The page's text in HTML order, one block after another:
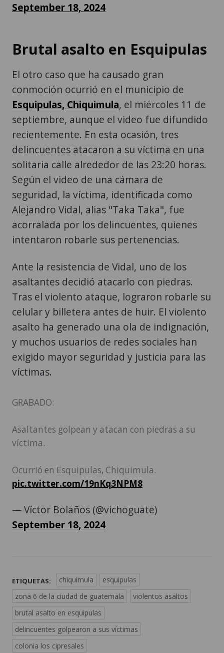
September 18, 2024
Brutal asalto en Esquipulas
El otro caso que ha causado gran
conmoción ocurrió en el municipio de
Esquipulas, Chiquimula, el miércoles 11 de
septiembre, aunque el video fue difundido
recientemente. En esta ocasión, tres
delincuentes atacaron a su víctima en una
solitaria calle alrededor de las 23:20 horas.
Según el video de una cámara de
seguridad, la víctima, identificada como
Alejandro Vidal, alias "Taka Taka", fue
acorralada por los delincuentes, quienes
intentaron robarle sus pertenencias.
Ante la resistencia de Vidal, uno de los
asaltantes decidió atacarlo con piedras.
Tras el violento ataque, lograron robarle su
celular y billetera antes de huir. El violento
asalto ha generado una ola de indignación,
y muchos usuarios de redes sociales han
exigido mayor seguridad y justicia para las
víctimas.
GRABADO:
Asaltantes golpean y atacan con piedras a su
víctima.
Ocurrió en Esquipulas, Chiquimula.
pic.twitter.com/19nKq3NPM8
— Víctor Bolaños (@vichoguate)
September 18, 2024
ETIQUETAS: chiquimula
esquipulas
zona 6 de la ciudad de guatemala
violentos asaltos
brutal asalto en esquipulas
delincuentes golpearon a sus víctimas
colonia los cipresales